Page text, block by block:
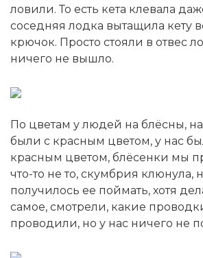
ловили. То есть кета клевала
соседняя лодка вытащила кету
крючок. Просто стояли в отвес
ничего не вышло.
По цветам у людей на блёсны,
были с красным цветом, у нас
красным цветом, блёсенки мы
что-то не то, скумбрия клюнула,
получилось ее поймать, хотя
самое, смотрели, какие
проводили, но у нас ничего не